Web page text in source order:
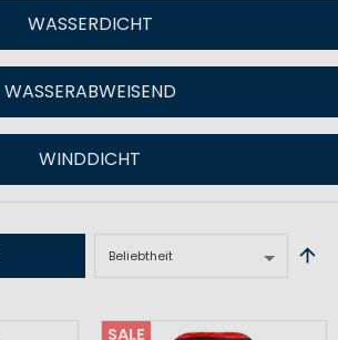
WASSERDICHT
WASSERABWEISEND
WINDDICHT
SALE